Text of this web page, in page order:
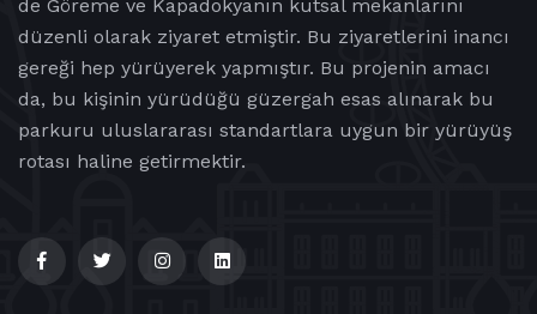
de Göreme ve Kapadokyanın kutsal mekanlarını
düzenli olarak ziyaret etmiştir. Bu ziyaretlerini inancı
gereği hep yürüyerek yapmıştır. Bu projenin amacı
da, bu kişinin yürüdüğü güzergah esas alınarak bu
parkuru uluslararası standartlara uygun bir yürüyüş
rotası haline getirmektir.